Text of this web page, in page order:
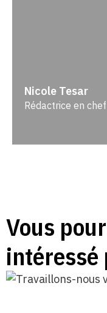
Nicole Tesar
Rédactrice en
Vous
intéressé